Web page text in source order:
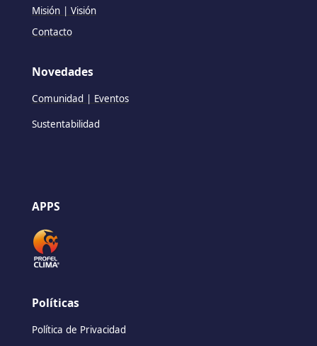
Misión | Visión
Contacto
Novedades
Comunidad | Eventos
Sustentabilidad
APPS
Políticas
Política de Privacidad